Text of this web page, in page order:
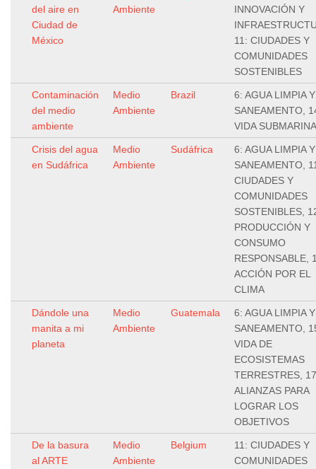
del aire en
Ciudad de
México
Ambiente
INNOVACIÓN Y
11: CIUDADES Y
COMUNIDADES
SOSTENIBLES
Contaminación
del medio
ambiente
Medio
Ambiente
Brazil
6: AGUA LIMPIA Y
SANEAMENTO,
VIDA SUBMARINA
Crisis del agua
en Sudáfrica
Medio
Ambiente
Sudáfrica
6: AGUA LIMPIA Y
SANEAMENTO,
CIUDADES Y
COMUNIDADES
SOSTENIBLES,
PRODUCCIÓN Y
CONSUMO
RESPONSABLE,
ACCIÓN POR EL
CLIMA
Dándole una
manita a mi
planeta
Medio
Ambiente
Guatemala
6: AGUA LIMPIA Y
SANEAMENTO,
VIDA DE
ECOSISTEMAS
TERRESTRES,
ALIANZAS PARA
LOGRAR LOS
OBJETIVOS
De la basura
al ARTE
Medio
Ambiente
Belgium
11: CIUDADES Y
COMUNIDADES